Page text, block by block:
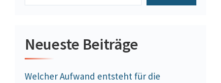
Neueste Beiträge
Welcher Aufwand entsteht für die